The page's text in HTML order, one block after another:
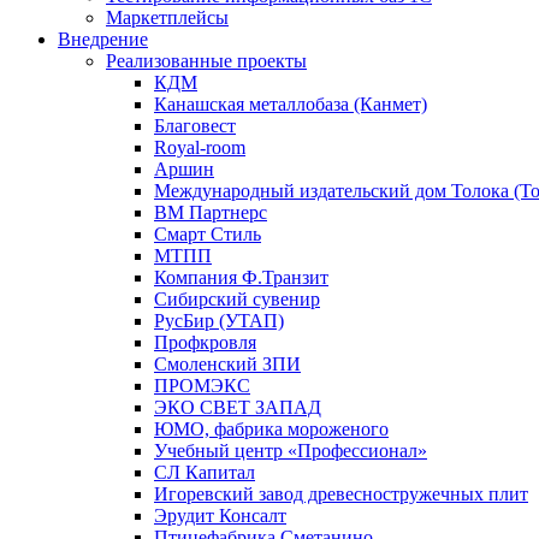
Маркетплейсы
Внедрение
Реализованные проекты
КДМ
Канашская металлобаза (Канмет)
Благовест
Royal-room
Аршин
Международный издательский дом Толока
ВМ Партнерс
Смарт Стиль
МТПП
Компания Ф.Транзит
Сибирский сувенир
РусБир (УТАП)
Профкровля
Смоленский ЗПИ
ПРОМЭКС
ЭКО СВЕТ ЗАПАД
ЮМО, фабрика мороженого
Учебный центр «Профессионал»
СЛ Капитал
Игоревский завод древесностружечных плит
Эрудит Консалт